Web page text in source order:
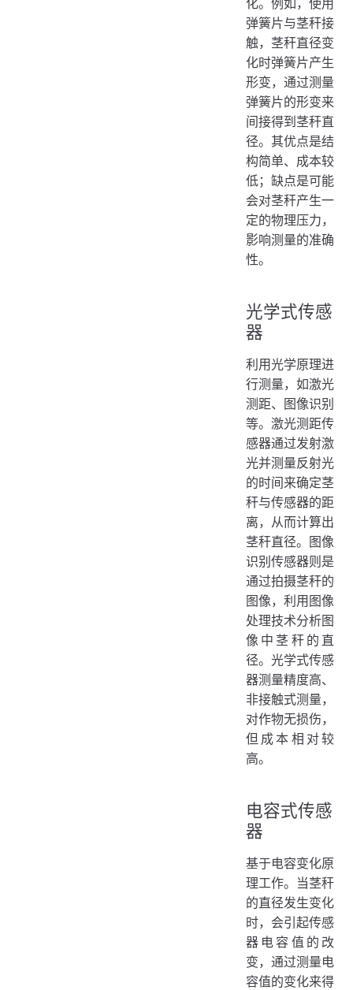
弹簧片与茎秆接
触，茎秆直径变
化时弹簧片产生
形变，通过测量
弹簧片的形变来
间接得到茎秆直
径。其优点是结
构简单、成本较
低；缺点是可能
会对茎秆产生一
定的物理压力，
影响测量的准确
性。
光学式传感
器
利用光学原理进
行测量，如激光
测距、图像识别
等。激光测距传
感器通过发射激
光并测量反射光
的时间来确定茎
秆与传感器的距
离，从而计算出
茎秆直径。图像
识别传感器则是
通过拍摄茎秆的
图像，利用图像
处理技术分析图
像中茎秆的直
径。光学式传感
器测量精度高、
非接触式测量，
对作物无损伤，
但成本相对较
高。
电容式传感
器
基于电容变化原
理工作。当茎秆
的直径发生变化
时，会引起传感
器电容值的改
变，通过测量电
容值的变化来得